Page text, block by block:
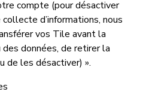
compte (pour désactiver
d’informations, nous
vos Tile avant la
données, de retirer la
de les désactiver) ».